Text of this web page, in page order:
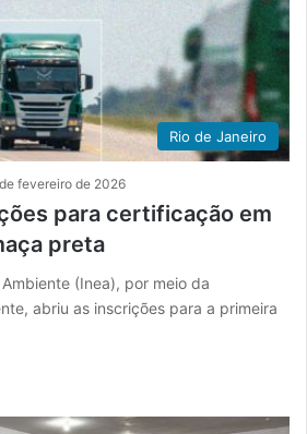
Rio de Janeiro
fevereiro de 2026
para certificação em
preta
(Inea), por meio da
abriu as inscrições para a primeira